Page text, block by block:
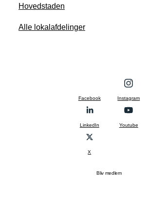
Hovedstaden
Alle lokalafdelinger
Facebook Instagram
LinkedIn Youtube
X
Bliv medlem